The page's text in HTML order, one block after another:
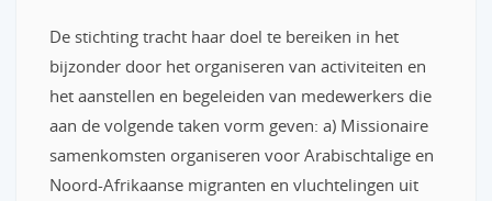
De stichting tracht haar doel te bereiken in het
bijzonder door het organiseren van activiteiten en
het aanstellen en begeleiden van medewerkers die
aan de volgende taken vorm geven: a) Missionaire
samenkomsten organiseren voor Arabischtalige en
Noord-Afrikaanse migranten en vluchtelingen uit